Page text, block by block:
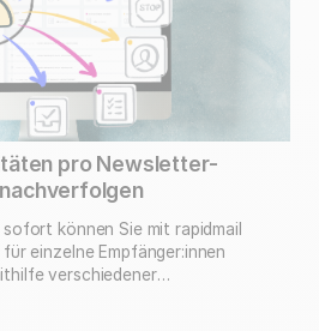
pro Newsletter-
können Sie mit rapidmail
einzelne Empfänger:innen
verschiedener
sie am meisten begeistert.